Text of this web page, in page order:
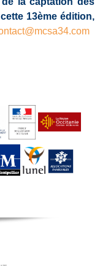
13ème édition,